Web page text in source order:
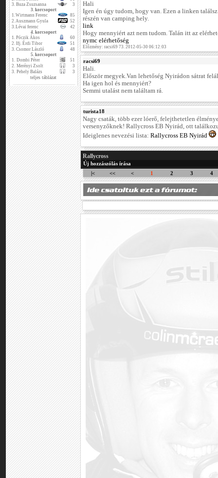
3. Buza Zsuzsanna
3
3. korcsoport
1.Wirtmann Ferenc
85
2.Auszmann Gyula
52
3.Lévai ferenc
42
4. korcsoport
1. Póczik Ákos
60
2. Ifj. Érdi Tibor
51
3. Csomor László
48
5. korcsoport
1. Dombi Péter
51
2. Merényi Zsolt
3
3. Pehely Balázs 3
teljes táblázat
Hali
Igen én úgy tudom, hogy van. Ezen a linken
részén van camping hely.
link
Hogy mennyiért azt nem tudom. Talán itt az
nymc elérhetőség
Előzmény: racsi69 73. 2012-05-30 06:12:03
racsi69
Hali.
Először megyek.Van lehetőség Nyirádon sátrat
Ha igen hol és mennyiért?
Semmi utalást nem találtam rá.
turista18
Nagy csaták, több ezer lóerő, felejthetetlen
versenyzőknek! Rallycross EB Nyirád, ott
Ideiglenes nevezési lista: Rallycross EB Nyirád
Rallycross
Új hozzászólás írása
|<
<< < 1 2 3 4